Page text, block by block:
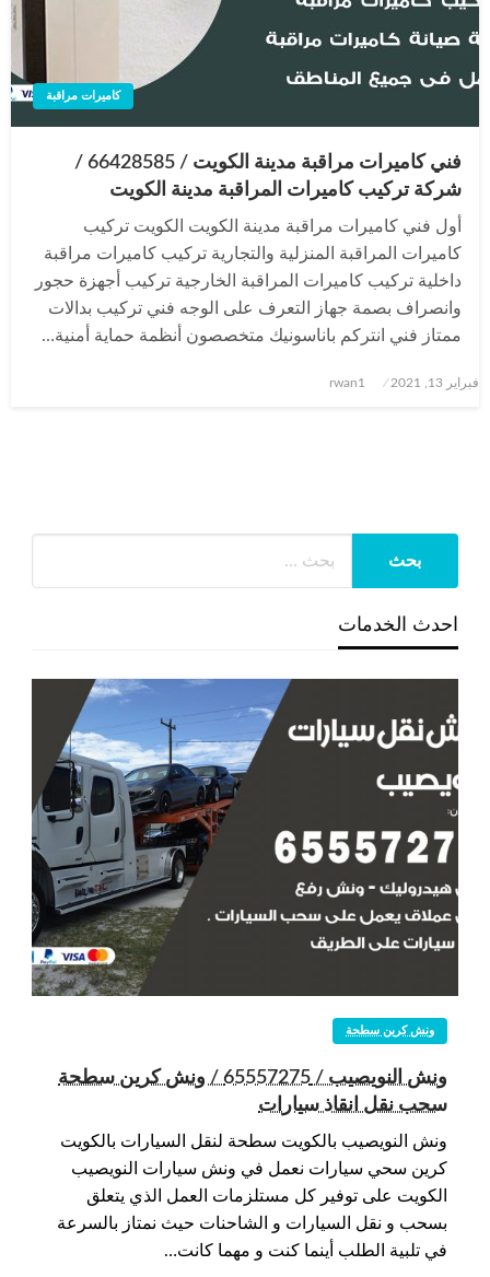
كاميرات مراقبة
فني كاميرات مراقبة مدينة الكويت / 66428585 /
شركة تركيب كاميرات المراقبة مدينة الكويت
أول فني كاميرات مراقبة مدينة الكويت الكويت تركيب
كاميرات المراقبة المنزلية والتجارية تركيب كاميرات مراقبة
داخلية تركيب كاميرات المراقبة الخارجية تركيب أجهزة حجور
وانصراف بصمة جهاز التعرف على الوجه فني تركيب بدالات
ممتاز فني انتركم باناسونيك متخصصون أنظمة حماية أمنية…
نُشر
فبراير 13, 2021 rwan1
احدث الخدمات
ونش كرين سطحة
ونش النويصيب / 65557275 / ونش كرين سطحة
سحب نقل انقاذ سيارات
ونش النويصيب بالكويت سطحة لنقل السيارات بالكويت
كرين سحي سيارات نعمل في ونش سيارات النويصيب
الكويت على توفير كل مستلزمات العمل الذي يتعلق
بسحب و نقل السيارات و الشاحنات حيث نمتاز بالسرعة
في تلبية الطلب أينما كنت و مهما كانت…